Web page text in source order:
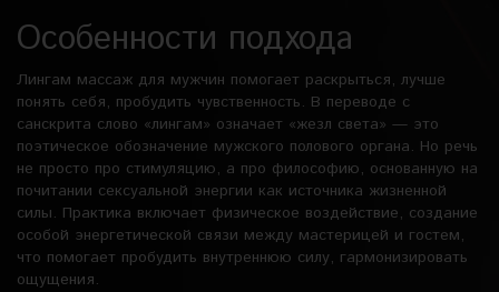
Особенности подхода
Лингам массаж для мужчин помогает раскрыться, лучше
понять себя, пробудить чувственность. В переводе с
санскрита слово «лингам» означает «жезл света» — это
поэтическое обозначение мужского полового органа. Но речь
не просто про стимуляцию, а про философию, основанную на
почитании сексуальной энергии как источника жизненной
силы. Практика включает физическое воздействие, создание
особой энергетической связи между мастерицей и гостем,
что помогает пробудить внутреннюю силу, гармонизировать
ощущения.